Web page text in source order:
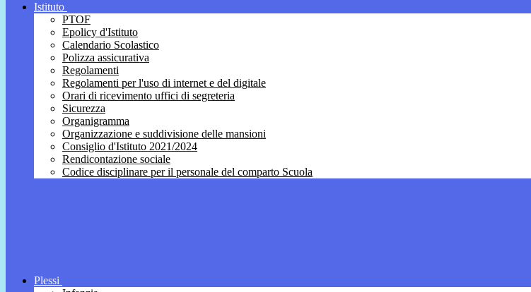
Istituto
PTOF
Epolicy d'Istituto
Calendario Scolastico
Polizza assicurativa
Regolamenti
Regolamenti per l'uso di internet e del digitale
Orari di ricevimento uffici di segreteria
Sicurezza
Organigramma
Organizzazione e suddivisione delle mansioni
Consiglio d'Istituto 2021/2024
Rendicontazione sociale
Codice disciplinare per il personale del comparto Scuola
Plessi